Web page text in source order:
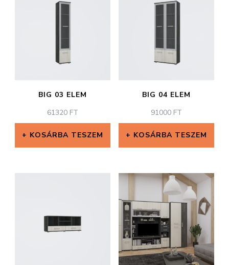
BIG 03 ELEM
61320 FT
KOSÁRBA TESZEM
BIG 04 ELEM
91000 FT
KOSÁRBA TESZEM